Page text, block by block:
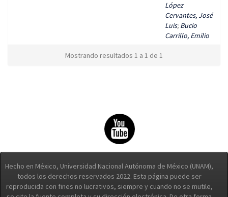
López
Cervantes, José
Luis;Bucio
Carrillo, Emilio
Mostrando resultados 1 a 1 de 1
Hecho en México, Universidad Nacional Autónoma de México (UNAM),
todos los derechos reservados 2022. Esta página puede ser
reproducida con fines no lucrativos, siempre y cuando no se mutile,